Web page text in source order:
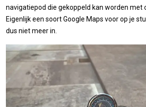
navigatiepod die gekoppeld kan worden met
Eigenlijk een soort Google Maps voor op je
dus niet meer in.